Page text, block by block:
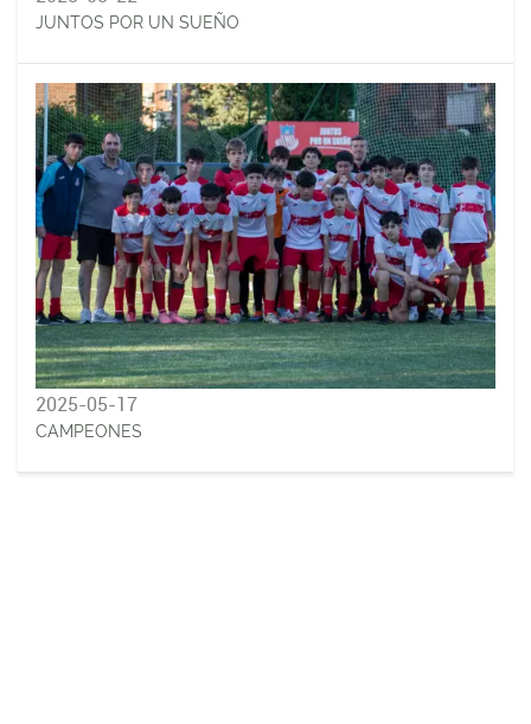
JUNTOS POR UN SUEÑO
2025-05-17
CAMPEONES